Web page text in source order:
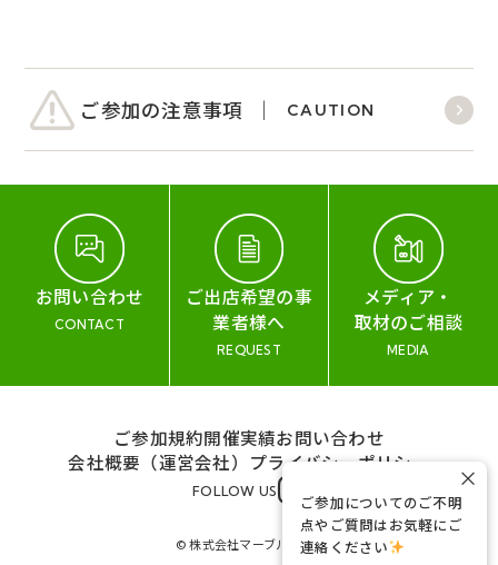
ご参加の注意事項 CAUTION
お問い合わせ
CONTACT
ご出店希望の事
業者様へ
REQUEST
メディア・
取材のご相談
MEDIA
ご参加規約開催実績お問い合わせ
会社概要（運営会社） プライバシーポリシー
FOLLOW US
© 株式会社マーブル&コー
ご参加についてのご不明
点やご質問はお気軽にご
連絡ください
×